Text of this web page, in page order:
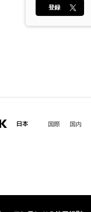
登録
日本 国際 国内